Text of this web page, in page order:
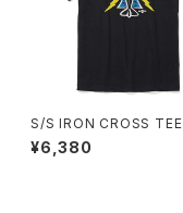
S/S IRON CROSS TEE
¥6,380